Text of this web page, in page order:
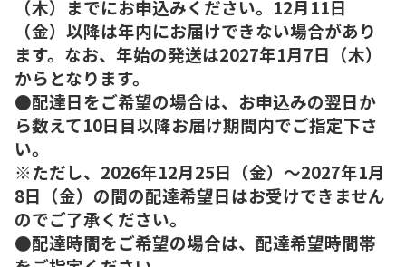
（木）までにお申込みください。12月11日
（金）以降は年内にお届けできない場合があり
ます。なお、年始の発送は2027年1月7日（木）
からとなります。
●配達日をご希望の場合は、お申込みの翌日か
ら数えて10日目以降お届け期間内でご指定下さ
い。
※ただし、2026年12月25日（金）～2027年1月
8日（金）の間の配達希望日はお受けできません
のでご了承ください。
●配達時間をご希望の場合は、配達希望時間帯